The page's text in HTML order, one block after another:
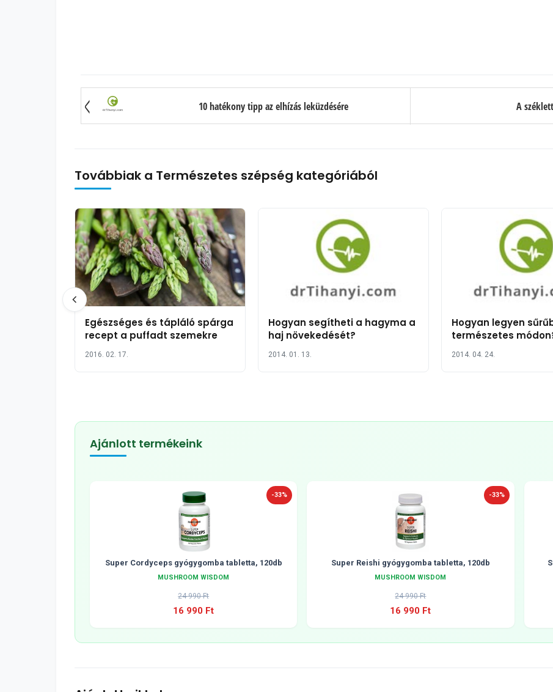
10 hatékony tipp az elhízás leküzdésére A
Továbbiak a Természetes szépség kategóriából
Egészséges és tápláló spárga
recept a puffadt szemekre
2016. 02. 17.
Hogyan segítheti a hagyma a
haj növekedését?
2014. 01. 13.
Hogyan legyen
természetes
2014. 04. 24.
Ajánlott termékeink
-33%
Super Cordyceps gyógygomba tabletta, 120db
MUSHROOM WISDOM
24 990 Ft
16 990 Ft
-33%
Super Reishi gyógygomba tabletta, 120db
MUSHROOM WISDOM
24 990 Ft
16 990 Ft